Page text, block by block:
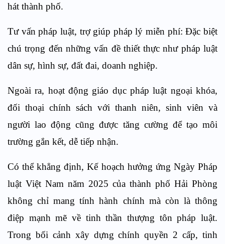
hát thành phố.
Tư vấn pháp luật, trợ giúp pháp lý miễn phí: Đặc biệt
chú trọng đến những vấn đề thiết thực như pháp luật
dân sự, hình sự, đất đai, doanh nghiệp.
Ngoài ra, hoạt động giáo dục pháp luật ngoại khóa,
đối thoại chính sách với thanh niên, sinh viên và
người lao động cũng được tăng cường để tạo môi
trường gắn kết, dễ tiếp nhận.
Có thể khẳng định, Kế hoạch hưởng ứng Ngày Pháp
luật Việt Nam năm 2025 của thành phố Hải Phòng
không chỉ mang tính hành chính mà còn là thông
điệp mạnh mẽ về tinh thần thượng tôn pháp luật.
Trong bối cảnh xây dựng chính quyền 2 cấp, tinh